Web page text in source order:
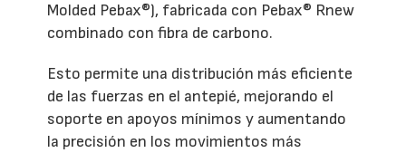
Molded Pebax®), fabricada con Pebax® Rnew
combinado con fibra de carbono.
Esto permite una distribución más eficiente
de las fuerzas en el antepié, mejorando el
soporte en apoyos mínimos y aumentando
la precisión en los movimientos más